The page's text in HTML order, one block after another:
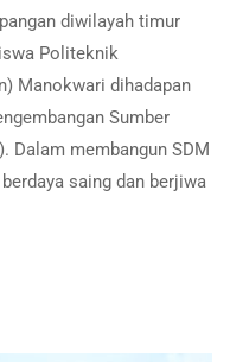
diwilayah timur
Politeknik
Manokwari dihadapan
Sumber
Dalam membangun SDM
saing dan berjiwa